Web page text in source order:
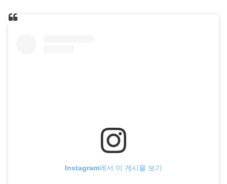
Instagram에서 이 게시물 보기